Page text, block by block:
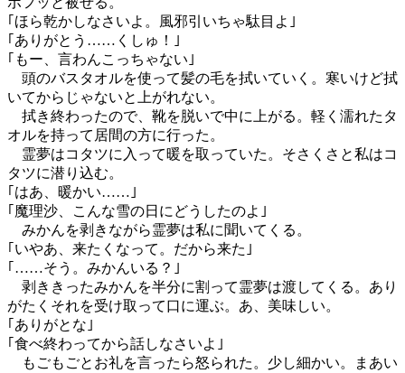
｢ほら乾かしなさいよ。風邪引いちゃ駄目よ｣
｢ありがとう……くしゅ！｣
｢もー、言わんこっちゃない｣
頭のバスタオルを使って髪の毛を拭いていく。寒いけど拭
いてからじゃないと上がれない。
拭き終わったので、靴を脱いで中に上がる。軽く濡れたタ
オルを持って居間の方に行った。
霊夢はコタツに入って暖を取っていた。そさくさと私はコ
タツに潜り込む。
｢はあ、暖かい……｣
｢魔理沙、こんな雪の日にどうしたのよ｣
みかんを剥きながら霊夢は私に聞いてくる。
｢いやあ、来たくなって。だから来た｣
｢……そう。みかんいる？｣
剥ききったみかんを半分に割って霊夢は渡してくる。あり
がたくそれを受け取って口に運ぶ。あ、美味しい。
｢ありがとな｣
｢食べ終わってから話しなさいよ｣
もごもごとお礼を言ったら怒られた。少し細かい。まあい